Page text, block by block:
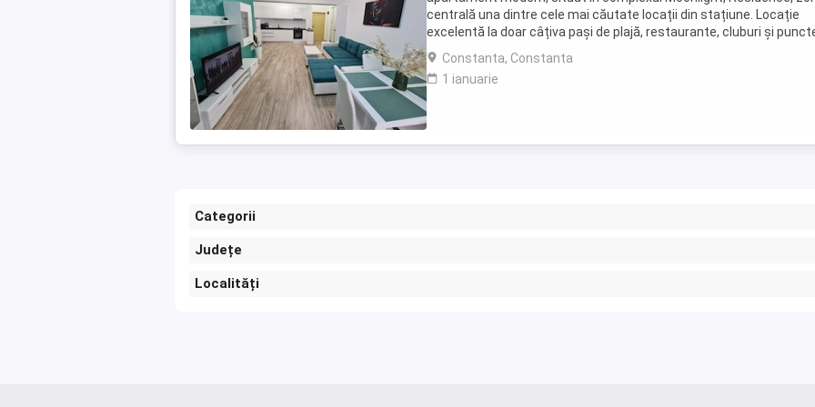
centrală una dintre cele mai căutate locații din stațiune. Locație
excelentă la doar câțiva pași de plajă, restaurante, cluburi și
atracție. Etaj 8 ...
Constanta, Constanta
1 ianuarie
Categorii
Județe
Localități